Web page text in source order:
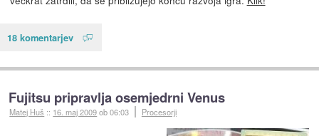
18 komentarjev
Fujitsu pripravlja osemjedrni Venus
Matej Huš :: 16. maj 2009ob 06:03 Procesorji